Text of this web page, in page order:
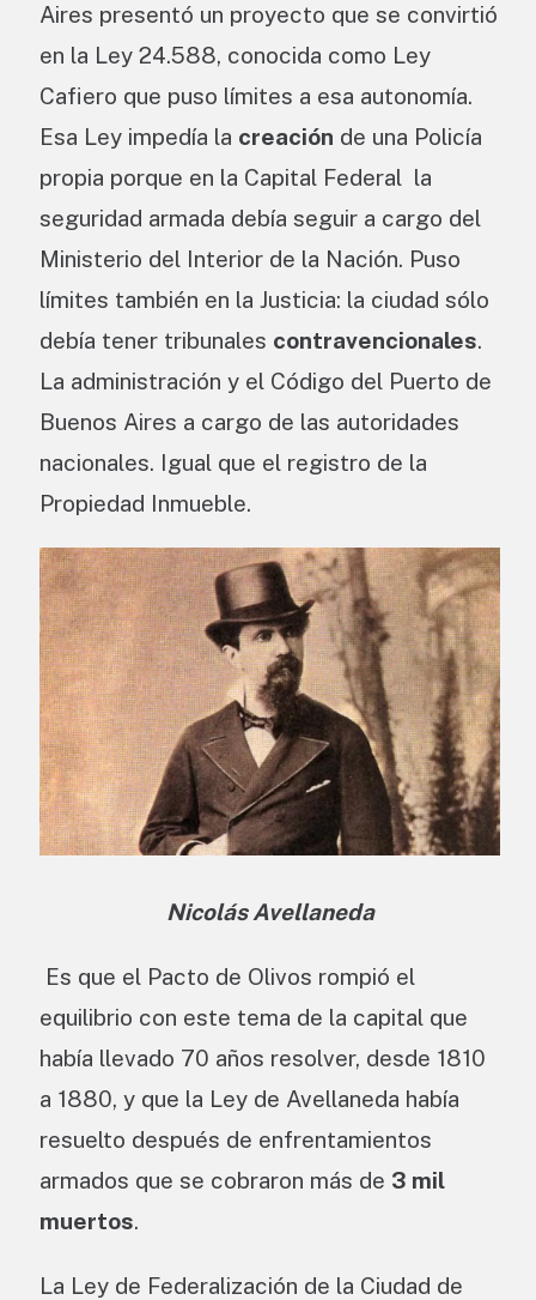
Aires presentó un proyecto que se convirtió
en la Ley 24.588, conocida como Ley
Cafiero que puso límites a esa autonomía.
Esa Ley impedía la creación de una Policía
propia porque en la Capital Federal la
seguridad armada debía seguir a cargo del
Ministerio del Interior de la Nación. Puso
límites también en la Justicia: la ciudad sólo
debía tener tribunales contravencionales.
La administración y el Código del Puerto de
Buenos Aires a cargo de las autoridades
nacionales. Igual que el registro de la
Propiedad Inmueble.
Nicolás Avellaneda
Es que el Pacto de Olivos rompió el
equilibrio con este tema de la capital que
había llevado 70 años resolver, desde 1810
a 1880, y que la Ley de Avellaneda había
resuelto después de enfrentamientos
armados que se cobraron más de 3 mil
muertos.
La Ley de Federalización de la Ciudad de